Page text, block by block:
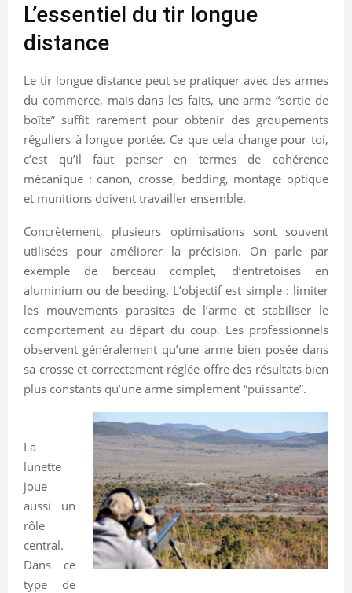
L’essentiel du tir longue
distance
Le tir longue distance peut se pratiquer avec des armes
du commerce, mais dans les faits, une arme “sortie de
boîte” suffit rarement pour obtenir des groupements
réguliers à longue portée. Ce que cela change pour toi,
c’est qu’il faut penser en termes de cohérence
mécanique : canon, crosse, bedding, montage optique
et munitions doivent travailler ensemble.
Concrètement, plusieurs optimisations sont souvent
utilisées pour améliorer la précision. On parle par
exemple de berceau complet, d’entretoises en
aluminium ou de beeding. L’objectif est simple : limiter
les mouvements parasites de l’arme et stabiliser le
comportement au départ du coup. Les professionnels
observent généralement qu’une arme bien posée dans
sa crosse et correctement réglée offre des résultats bien
plus constants qu’une arme simplement “puissante”.
La
lunette
joue
aussi un
rôle
central.
Dans ce
type de